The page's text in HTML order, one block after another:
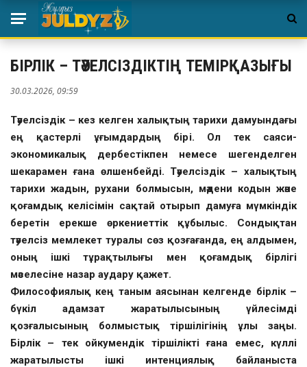
БІРЛІК – ТӘУЕЛСІЗДІКТІҢ ТЕМІРҚАЗЫҒЫ
30.03.2026, 09:59
Тәуелсіздік – кез келген халықтың тарихи дамуындағы
ең қастерлі ұғымдардың бірі. Ол тек саяси-
экономикалық дербестікпен немесе шегенделген
шекарамен ғана өлшенбейді. Тәуелсіздік – халықтың
тарихи жадын, рухани болмысын, мәдени кодын және
қоғамдық келісімін сақтай отырып дамуға мүмкіндік
беретін ерекше өркениеттік құбылыс. Сондықтан
тәуелсіз мемлекет туралы сөз қозғағанда, ең алдымен,
оның ішкі тұрақтылығы мен қоғамдық бірлігі
мәселесіне назар аудару қажет.
Философиялық кең таным аясынан келгенде бірлік –
бүкіл адамзат жаратылысының үйлесімді
қозғалысының болмыстық тіршілігінің ұлы заңы.
Бірлік – тек ойкумендік тіршілікті ғана емес, күллі
жаратылысты ішкі интенциялық байланыста